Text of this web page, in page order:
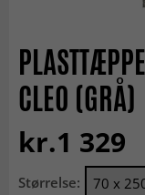
CLEO (GRÅ)
kr.1 329
Størrelse: